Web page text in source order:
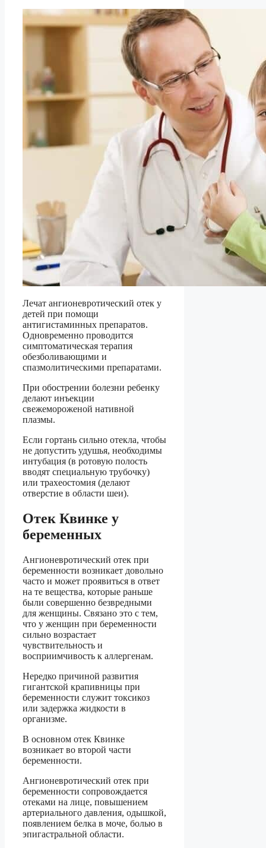
Лечат ангионевротический отек у
детей при помощи
антигистаминных препаратов.
Одновременно проводится
симптоматическая терапия
обезболивающими и
спазмолитическими препаратами.
При обострении болезни ребенку
делают инъекции
свежемороженой нативной
плазмы.
Если гортань сильно отекла, чтобы
не допустить удушья, необходимы
интубация (в ротовую полость
вводят специальную трубочку)
или трахеостомия (делают
отверстие в области шеи).
Отек Квинке у
беременных
Ангионевротический отек при
беременности возникает довольно
часто и может проявиться в ответ
на те вещества, которые раньше
были совершенно безвредными
для женщины. Связано это с тем,
что у женщин при беременности
сильно возрастает
чувствительность и
восприимчивость к аллергенам.
Нередко причиной развития
гигантской крапивницы при
беременности служит токсикоз
или задержка жидкости в
организме.
В основном отек Квинке
возникает во второй части
беременности.
Ангионевротический отек при
беременности сопровождается
отеками на лице, повышением
артериального давления, одышкой,
появлением белка в моче, болью в
эпигастральной области.